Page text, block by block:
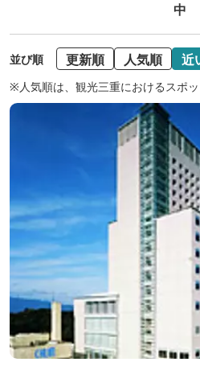
中
並び順 更新順 人気順 近
※人気順は、観光三重におけるスポ